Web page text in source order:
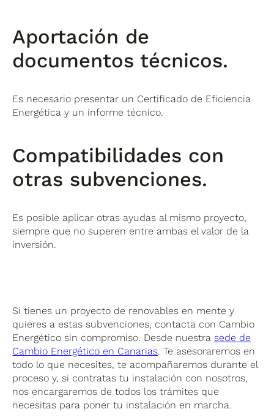
Aportación de
documentos técnicos.
Es necesario presentar un Certificado de Eficiencia
Energética y un informe técnico.
Compatibilidades con
otras subvenciones.
Es posible aplicar otras ayudas al mismo proyecto,
siempre que no superen entre ambas el valor de la
inversión.
Si tienes un proyecto de renovables en mente y
quieres a estas subvenciones, contacta con Cambio
Energético sin compromiso. Desde nuestrasede de
Cambio Energético en Canarias. Te asesoraremos en
todo lo que necesites, te acompañaremos durante el
proceso y, si contratas tu instalación con nosotros,
nos encargaremos de todos los trámites que
necesitas para poner tu instalación en marcha.